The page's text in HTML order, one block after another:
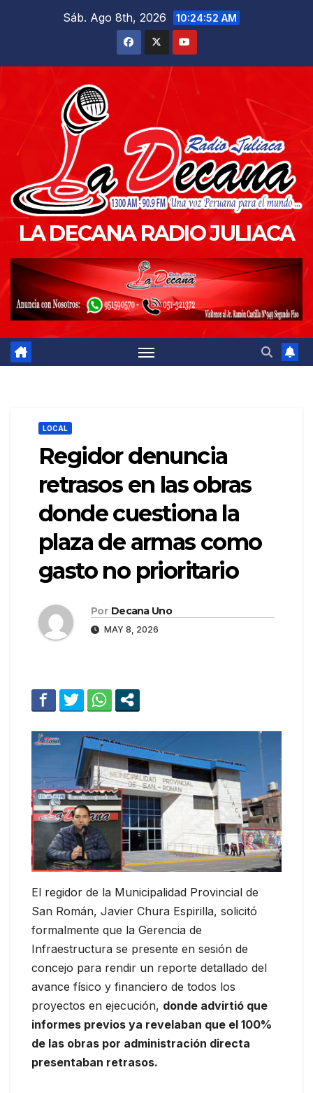
Sáb. Ago 8th, 2026 10:24:54 AM
LA DECANA RADIO JULIACA
LOCAL
Regidor denuncia
retrasos en las obras
donde cuestiona la
plaza de armas como
gasto no prioritario
Por Decana Uno
MAY 8, 2026
El regidor de la Municipalidad Provincial de
San Román, Javier Chura Espirilla, solicitó
formalmente que la Gerencia de
Infraestructura se presente en sesión de
concejo para rendir un reporte detallado del
avance físico y financiero de todos los
proyectos en ejecución, donde advirtió que
informes previos ya revelaban que el 100%
de las obras por administración directa
presentaban retrasos.